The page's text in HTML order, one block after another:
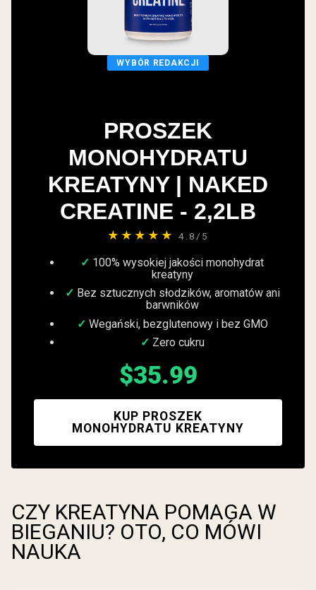
WYBÓR REDAKCJI
PROSZEK
MONOHYDRATU
KREATYNY | NAKED
CREATINE - 2,2LB
★★★★★ 4.8/5
100% wysokiej jakości monohydrat
kreatyny
Bez sztucznych słodzików, aromatów ani
barwników
Wegański, bezglutenowy i bez GMO
Zero cukru
$35.99
KUP PROSZEK
MONOHYDRATU KREATYNY
CZY KREATYNA POMAGA W
BIEGANIU? OTO, CO MÓWI
NAUKA